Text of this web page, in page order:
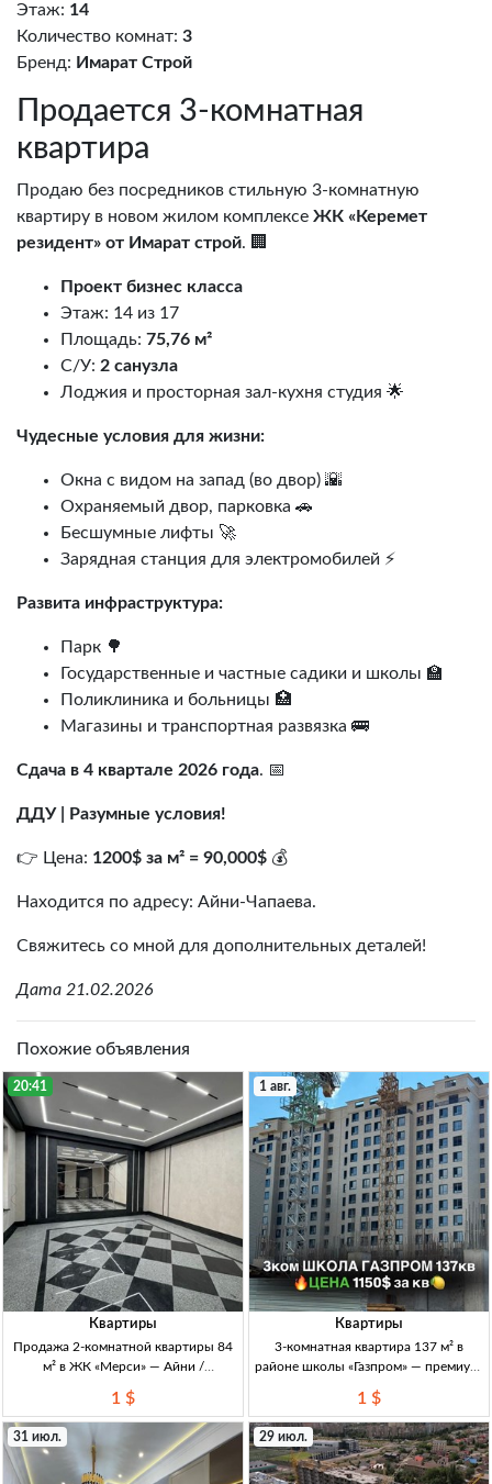
Этаж: 14
Количество комнат: 3
Бренд: Имарат Строй
Продается 3-комнатная
квартира
Продаю без посредников стильную 3-комнатную
квартиру в новом жилом комплексе ЖК «Керемет
резидент» от Имарат строй. 🏢
Проект бизнес класса
Этаж: 14 из 17
Площадь: 75,76 м²
С/У: 2 санузла
Лоджия и просторная зал-кухня студия 🌟
Чудесные условия для жизни:
Окна с видом на запад (во двор) 🌇
Охраняемый двор, парковка 🚗
Бесшумные лифты 🚀
Зарядная станция для электромобилей ⚡
Развита инфраструктура:
Парк 🌳
Государственные и частные садики и школы 🏫
Поликлиника и больницы 🏥
Магазины и транспортная развязка 🚌
Сдача в 4 квартале 2026 года. 📅
ДДУ | Разумные условия!
👉 Цена: 1200$ за м² = 90,000$ 💰
Находится по адресу: Айни-Чапаева.
Свяжитесь со мной для дополнительных деталей!
Дата 21.02.2026
Похожие объявления
20:41
Квартиры
Продажа 2-комнатной квартиры 84
м² в ЖК «Мерси» — Айни /
«Мерси», 8/12 эт., ПСО, центр.
коммуникации, газ. отопл., ДДУ,
красная книга
1 $
1 авг.
Квартиры
3-комнатная квартира 137 м² в
районе школы «Газпром» — премиум-
«Газпром», ПСО, дом премиум-
класса, лифт, ремонт.
1 $
31 июл. 29 июл.